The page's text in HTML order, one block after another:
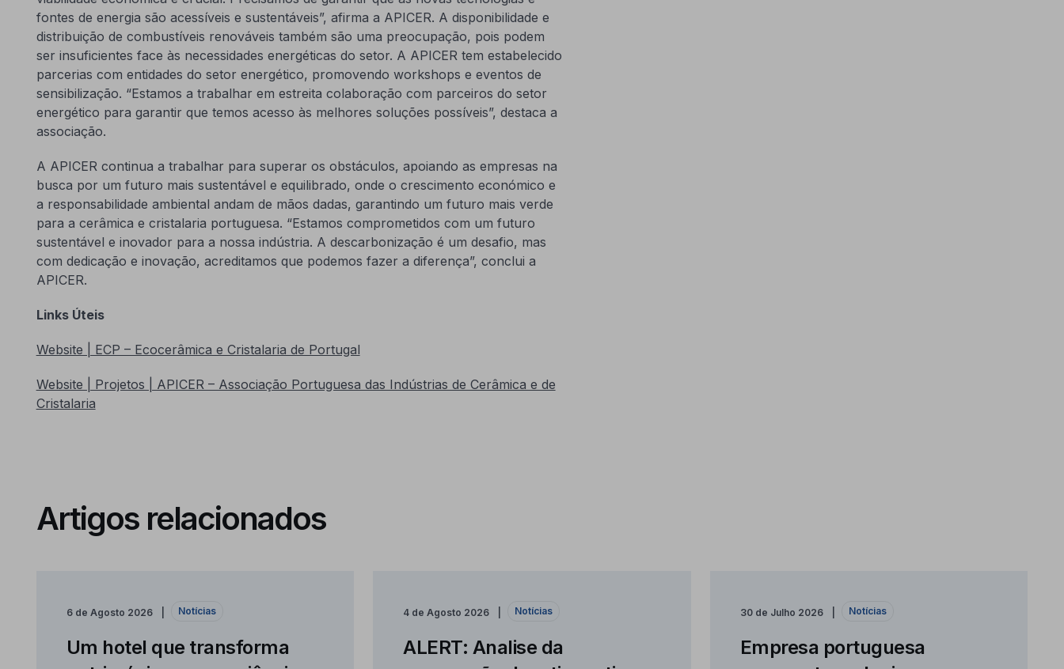
fontes de energia são acessíveis e sustentáveis”, afirma a APICER. A disponibilidade e
distribuição de combustíveis renováveis também são uma preocupação, pois podem
ser insuficientes face às necessidades energéticas do setor. A APICER tem estabelecido
parcerias com entidades do setor energético, promovendo workshops e eventos de
sensibilização. “Estamos a trabalhar em estreita colaboração com parceiros do setor
energético para garantir que temos acesso às melhores soluções possíveis”, destaca a
associação.
A APICER continua a trabalhar para superar os obstáculos, apoiando as empresas na
busca por um futuro mais sustentável e equilibrado, onde o crescimento económico e
a responsabilidade ambiental andam de mãos dadas, garantindo um futuro mais verde
para a cerâmica e cristalaria portuguesa. “Estamos comprometidos com um futuro
sustentável e inovador para a nossa indústria. A descarbonização é um desafio, mas
com dedicação e inovação, acreditamos que podemos fazer a diferença”, conclui a
APICER.
Links Úteis
Website | ECP – Ecocerâmica e Cristalaria de Portugal
Website | Projetos | APICER – Associação Portuguesa das Indústrias de Cerâmica e de
Cristalaria
Artigos relacionados
6 de Agosto 2026 Notícias
Um hotel que transforma
4 de Agosto 2026 Notícias
ALERT: Analise da
30 de Julho 2026 Notícias
Empresa portuguesa